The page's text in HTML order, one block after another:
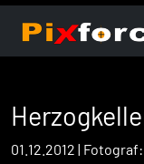
01.12.2012 |